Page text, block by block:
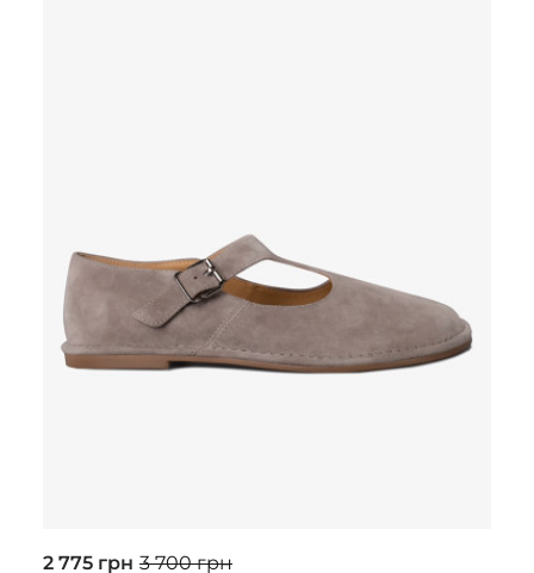
2 775 грн 3 700 грн